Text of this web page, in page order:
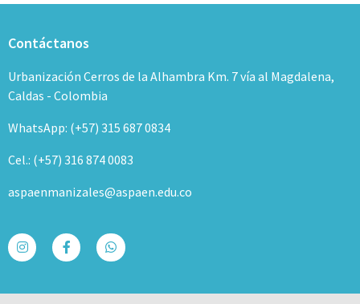
Contáctanos
Urbanización Cerros de la Alhambra Km. 7 vía al Magdalena,
Caldas - Colombia
WhatsApp: (+57) 315 687 0834
Cel.: (+57) 316 874 0083
aspaenmanizales@aspaen.edu.co